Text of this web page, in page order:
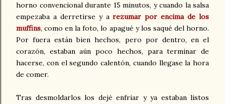
horno convencional durante 15 minutos, y cuando la salsa
empezaba a derretirse y arezumar por encima de los
muffins, como en la foto, lo apagué y los saqué del horno.
Por fuera están bien hechos, pero por dentro, en el
corazón, estaban aún poco hechos, para terminar de
hacerse, con el segundo calentón, cuando llegase la hora
de comer.
Tras desmoldarlos los dejé enfriar y ya estaban listos